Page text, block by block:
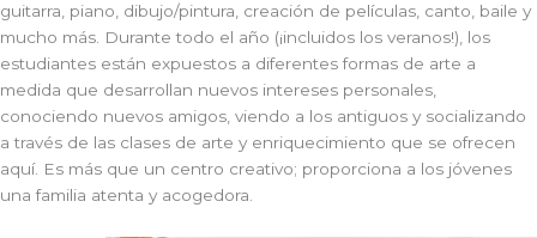
guitarra, piano, dibujo/pintura, creación de películas, canto, baile y
mucho más. Durante todo el año (¡incluidos los veranos!), los
estudiantes están expuestos a diferentes formas de arte a
medida que desarrollan nuevos intereses personales,
conociendo nuevos amigos, viendo a los antiguos y socializando
a través de las clases de arte y enriquecimiento que se ofrecen
aquí. Es más que un centro creativo; proporciona a los jóvenes
una familia atenta y acogedora.